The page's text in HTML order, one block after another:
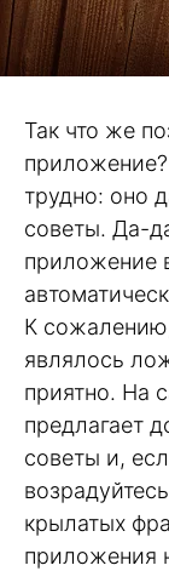
Так что же
приложение?
трудно: оно
советы. Да-
приложение
К
являлось
приятно. На
предлагает
советы и,
крылатых
приложения